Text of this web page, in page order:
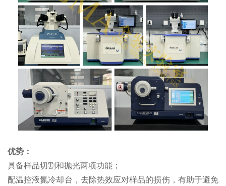
优势：
具备样品切割和抛光两项功能；
配温控液氮冷却台，去除热效应对样品的损伤，有助于避免